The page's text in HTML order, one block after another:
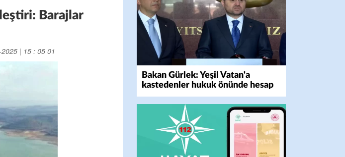
Barajlar
| 15 : 05 01
Bakan Gürlek: Yeşil Vatan'a
kastedenler hukuk önünde hesap
verecek